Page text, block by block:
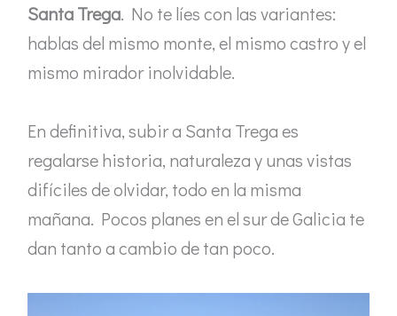
Santa Trega. No te líes con las variantes:
hablas del mismo monte, el mismo castro y el
mismo mirador inolvidable.
En definitiva, subir a Santa Trega es
regalarse historia, naturaleza y unas vistas
difíciles de olvidar, todo en la misma
mañana. Pocos planes en el sur de Galicia te
dan tanto a cambio de tan poco.